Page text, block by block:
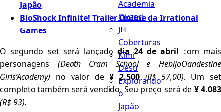
Academia
Okaeri
JH
Coberturas
Kimi
Desu
Explorando
o
Japão
Japão
BioShock Infinite! Trailer Online da Irrational
Games
O segundo set será lançado dia 24 de abril com mais
personagens (Death Cram School e HebijoClandestine
Girls’Academy) no valor de¥ 2.500 (R$ 57,00). Um set
completo também será vendido. Seu preço será de ¥ 4.083
(R$ 93).